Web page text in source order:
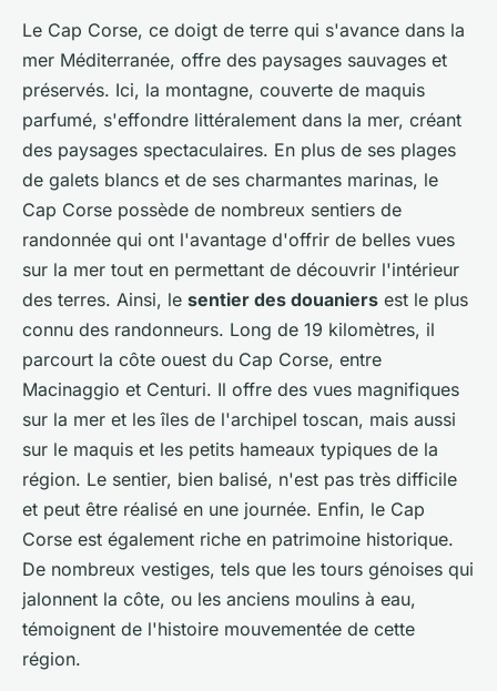
Le Cap Corse, ce doigt de terre qui s'avance dans la
mer Méditerranée, offre des paysages sauvages et
préservés. Ici, la montagne, couverte de maquis
parfumé, s'effondre littéralement dans la mer, créant
des paysages spectaculaires. En plus de ses plages
de galets blancs et de ses charmantes marinas, le
Cap Corse possède de nombreux sentiers de
randonnée qui ont l'avantage d'offrir de belles vues
sur la mer tout en permettant de découvrir l'intérieur
des terres. Ainsi, le sentier des douaniers est le plus
connu des randonneurs. Long de 19 kilomètres, il
parcourt la côte ouest du Cap Corse, entre
Macinaggio et Centuri. Il offre des vues magnifiques
sur la mer et les îles de l'archipel toscan, mais aussi
sur le maquis et les petits hameaux typiques de la
région. Le sentier, bien balisé, n'est pas très difficile
et peut être réalisé en une journée. Enfin, le Cap
Corse est également riche en patrimoine historique.
De nombreux vestiges, tels que les tours génoises qui
jalonnent la côte, ou les anciens moulins à eau,
témoignent de l'histoire mouvementée de cette
région.